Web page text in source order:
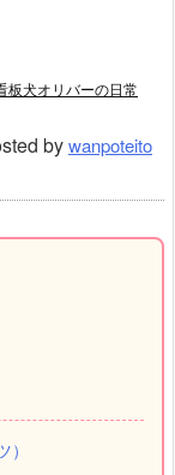
板犬オリバーの日常
bywanpoteito